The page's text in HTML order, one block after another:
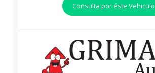
Consulta por éste Vehiculo